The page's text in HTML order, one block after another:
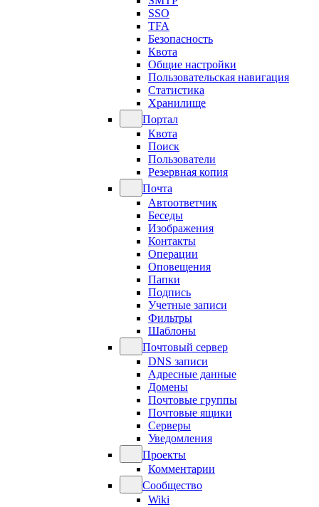
SSO
TFA
Безопасность
Квота
Общие настройки
Пользовательская навигация
Статистика
Хранилище
Портал
Квота
Поиск
Пользователи
Резервная копия
Почта
Автоответчик
Беседы
Изображения
Контакты
Операции
Оповещения
Папки
Подпись
Учетные записи
Фильтры
Шаблоны
Почтовый сервер
DNS записи
Адресные данные
Домены
Почтовые группы
Почтовые ящики
Серверы
Уведомления
Проекты
Комментарии
Сообщество
Wiki